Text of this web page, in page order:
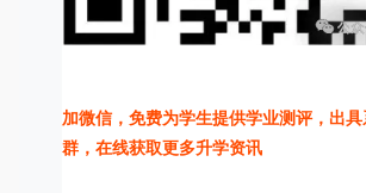
加微信，免费为学生提供学业测评，出
群，在线获取更多升学资讯